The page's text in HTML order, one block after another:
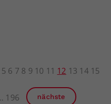
5 6 7 8 9 10 11 12 13 14 15
196 nächste